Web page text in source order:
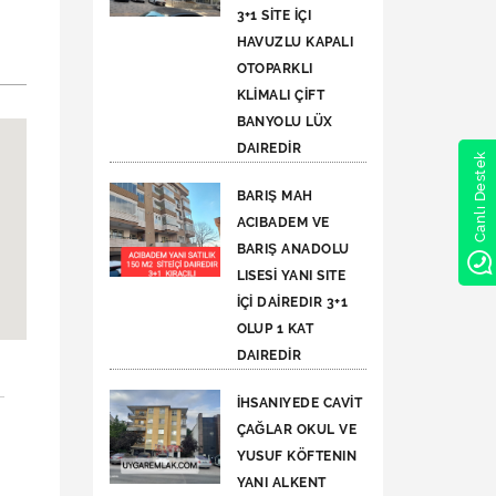
3+1 SİTE İÇI
HAVUZLU KAPALI
OTOPARKLI
KLİMALI ÇİFT
BANYOLU LÜX
DAIREDİR
BARIŞ MAH
ACIBADEM VE
BARIŞ ANADOLU
LISESİ YANI SITE
İÇİ DAİREDIR 3+1
OLUP 1 KAT
DAIREDİR
İHSANIYEDE CAVİT
ÇAĞLAR OKUL VE
YUSUF KÖFTENIN
YANI ALKENT
Canlı Destek